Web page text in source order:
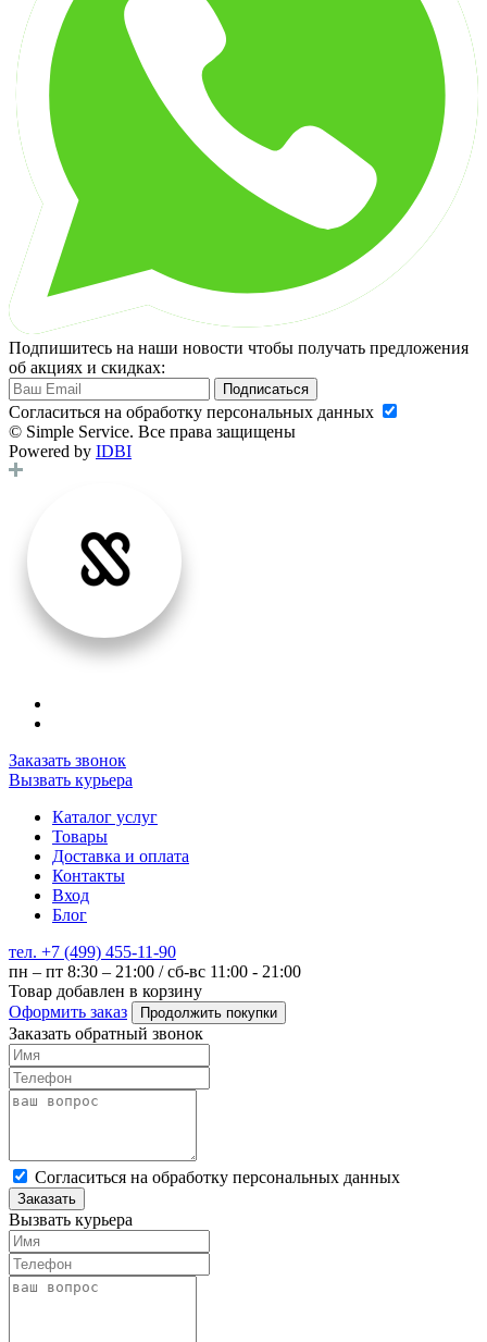
Подпишитесь на наши новости чтобы получать предложения
об акциях и скидках:
Подписаться
Cогласиться на обработку персональных данных
© Simple Service. Все права защищены
Powered by IDBI
Заказать звонок
Вызвать курьера
Каталог услуг
Товары
Доставка и оплата
Контакты
Вход
Блог
тел. +7 (499) 455-11-90
пн – пт 8:30 – 21:00 / сб-вс 11:00 - 21:00
Товар добавлен в корзину
Оформить заказ
Продолжить покупки
Заказать обратный звонок
Cогласиться на обработку персональных данных
Заказать
Вызвать курьера